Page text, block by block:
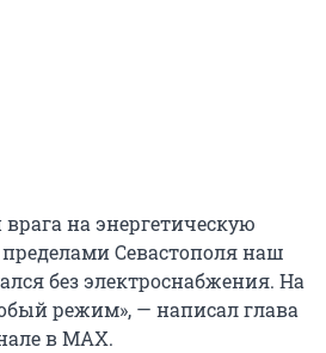
врага на энергетическую
Севастополя наш
без электроснабжения. На
режим», — написал глава
в MAX.